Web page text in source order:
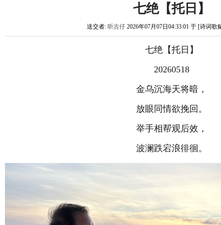
七绝【托日】
送交者: 听古仔2026年07月07日04:33:01 于 [诗词歌
七绝【托日】
20260518
金乌沉海天将暗，
放眼同情欲挽回。
举手相帮观后效，
波澜跌宕浪徘徊。